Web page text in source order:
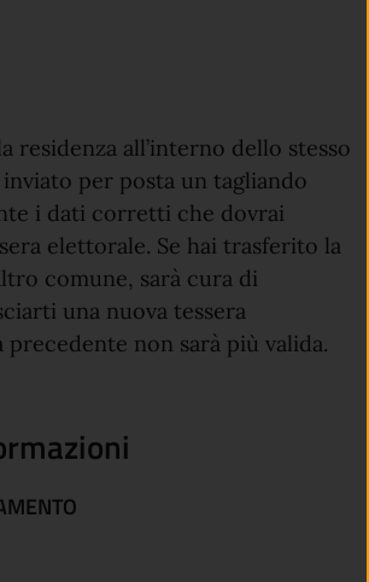
residenza all’interno dello stesso
per posta un tagliando
i dati corretti che dovrai
elettorale. Se hai trasferito la
comune, sarà cura di
una nuova tessera
precedente non sarà più valida.